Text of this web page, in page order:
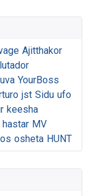
Ajitthakor
YourBoss
jst Sidu ufo
keesha
hastar MV
osheta HUNT